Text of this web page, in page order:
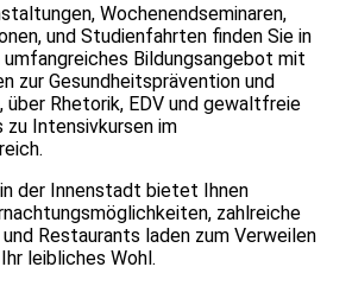
Wochenendseminaren,
und Studienfahrten finden Sie in
umfangreiches Bildungsangebot mit
zur Gesundheitsprävention und
über Rhetorik, EDV und gewaltfreie
zu Intensivkursen im
der Innenstadt bietet Ihnen
zahlreiche
Restaurants laden zum Verweilen
leibliches Wohl.